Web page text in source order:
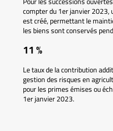
compter du 1er janvier 2023,
est créé, permettant le
les biens sont conservés
11 %
Le taux de la contribution
gestion des risques en
pour les primes émises ou
1er janvier 2023.